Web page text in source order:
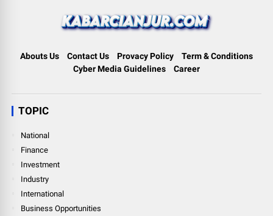
Abouts Us Contact Us Provacy Policy
Term & Conditions
Cyber Media Guidelines
Career
TOPIC
National
Finance
Investment
Industry
International
Business Opportunities